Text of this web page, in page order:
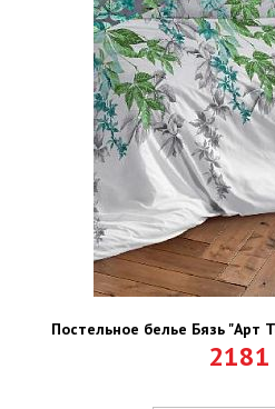
Постельное белье Бязь "Арт
2181